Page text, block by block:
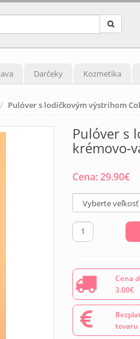
Darčeky Kozmetika
Pulóver s lodičkovým výstrihom
Pulóver s
krémovo-
Cena:29.90€
Cena
3.00€
tovaru